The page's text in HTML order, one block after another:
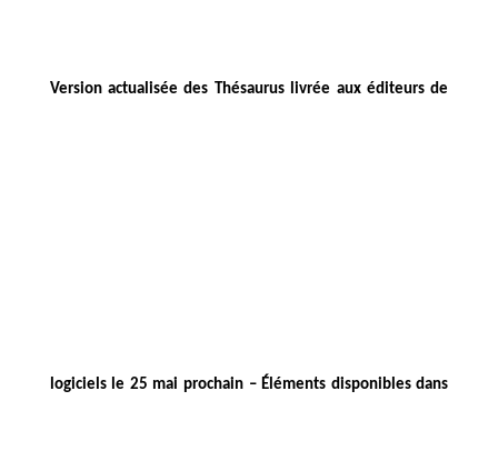
Version actualisée des Thésaurus livrée aux éditeurs de
logiciels le 25 mai prochain – Éléments disponibles dans